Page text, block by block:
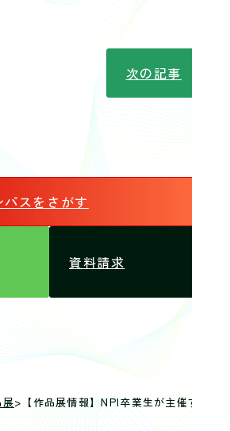
次の記事
スをさがす
資料請求
> 【作品展情報】NPI卒業生が主催する